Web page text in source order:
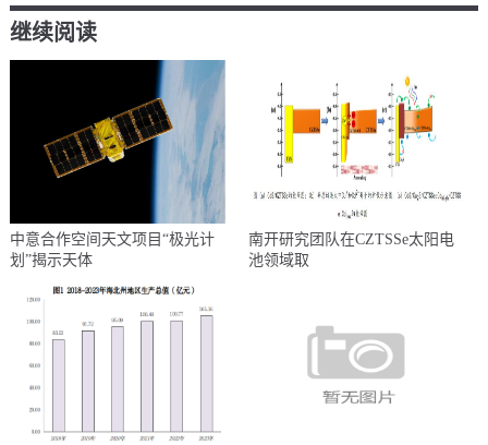
继续阅读
中意合作空间天文项目“极光计
划”揭示天体
南开研究团队在CZTSSe太阳电
池领域取